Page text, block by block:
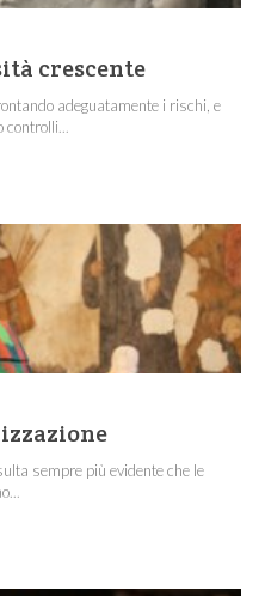
crescente
adeguatamente i rischi, e
sempre più evidente che le